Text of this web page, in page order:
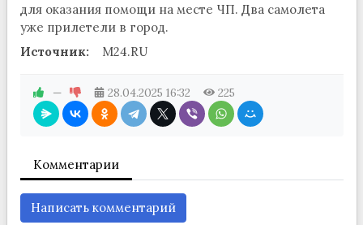
для оказания помощи на месте ЧП. Два самолета
уже прилетели в город.
Источник:
M24.RU
— 28.04.2025 16:32 225
Комментарии
Написать комментарий